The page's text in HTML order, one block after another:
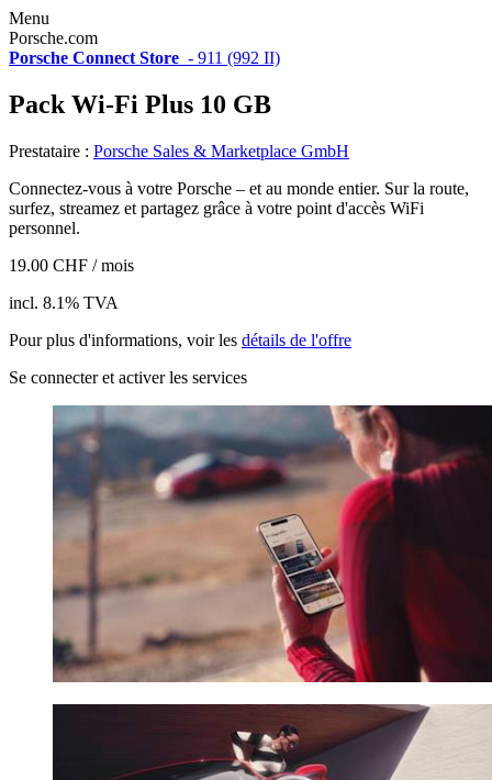
Menu
Porsche.com
Porsche Connect Store - 911 (992 II)
Pack Wi-Fi Plus 10 GB
Prestataire : Porsche Sales & Marketplace GmbH
Connectez-vous à votre Porsche – et au monde entier. Sur la route,
surfez, streamez et partagez grâce à votre point d'accès WiFi
personnel.
19.00 CHF / mois
incl. 8.1% TVA
Pour plus d'informations, voir les détails de l'offre
Se connecter et activer les services